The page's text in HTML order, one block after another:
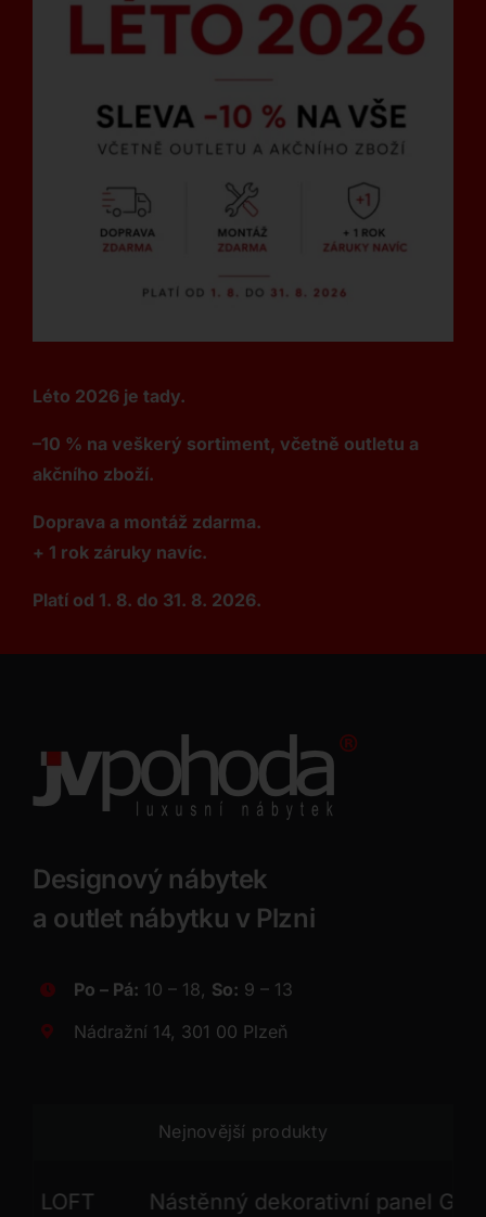
Léto 2026 je tady.
–10 % na veškerý sortiment, včetně outletu a
akčního zboží.
Doprava a montáž zdarma.
+ 1 rok záruky navíc.
Platí od 1. 8. do 31. 8. 2026.
Designový nábytek
a outlet nábytku v Plzni
Po – Pá: 10 – 18, So: 9 – 13
Nádražní 14, 301 00 Plzeň
Nejnovější produkty
Nástěnný dekorativní panel GONG